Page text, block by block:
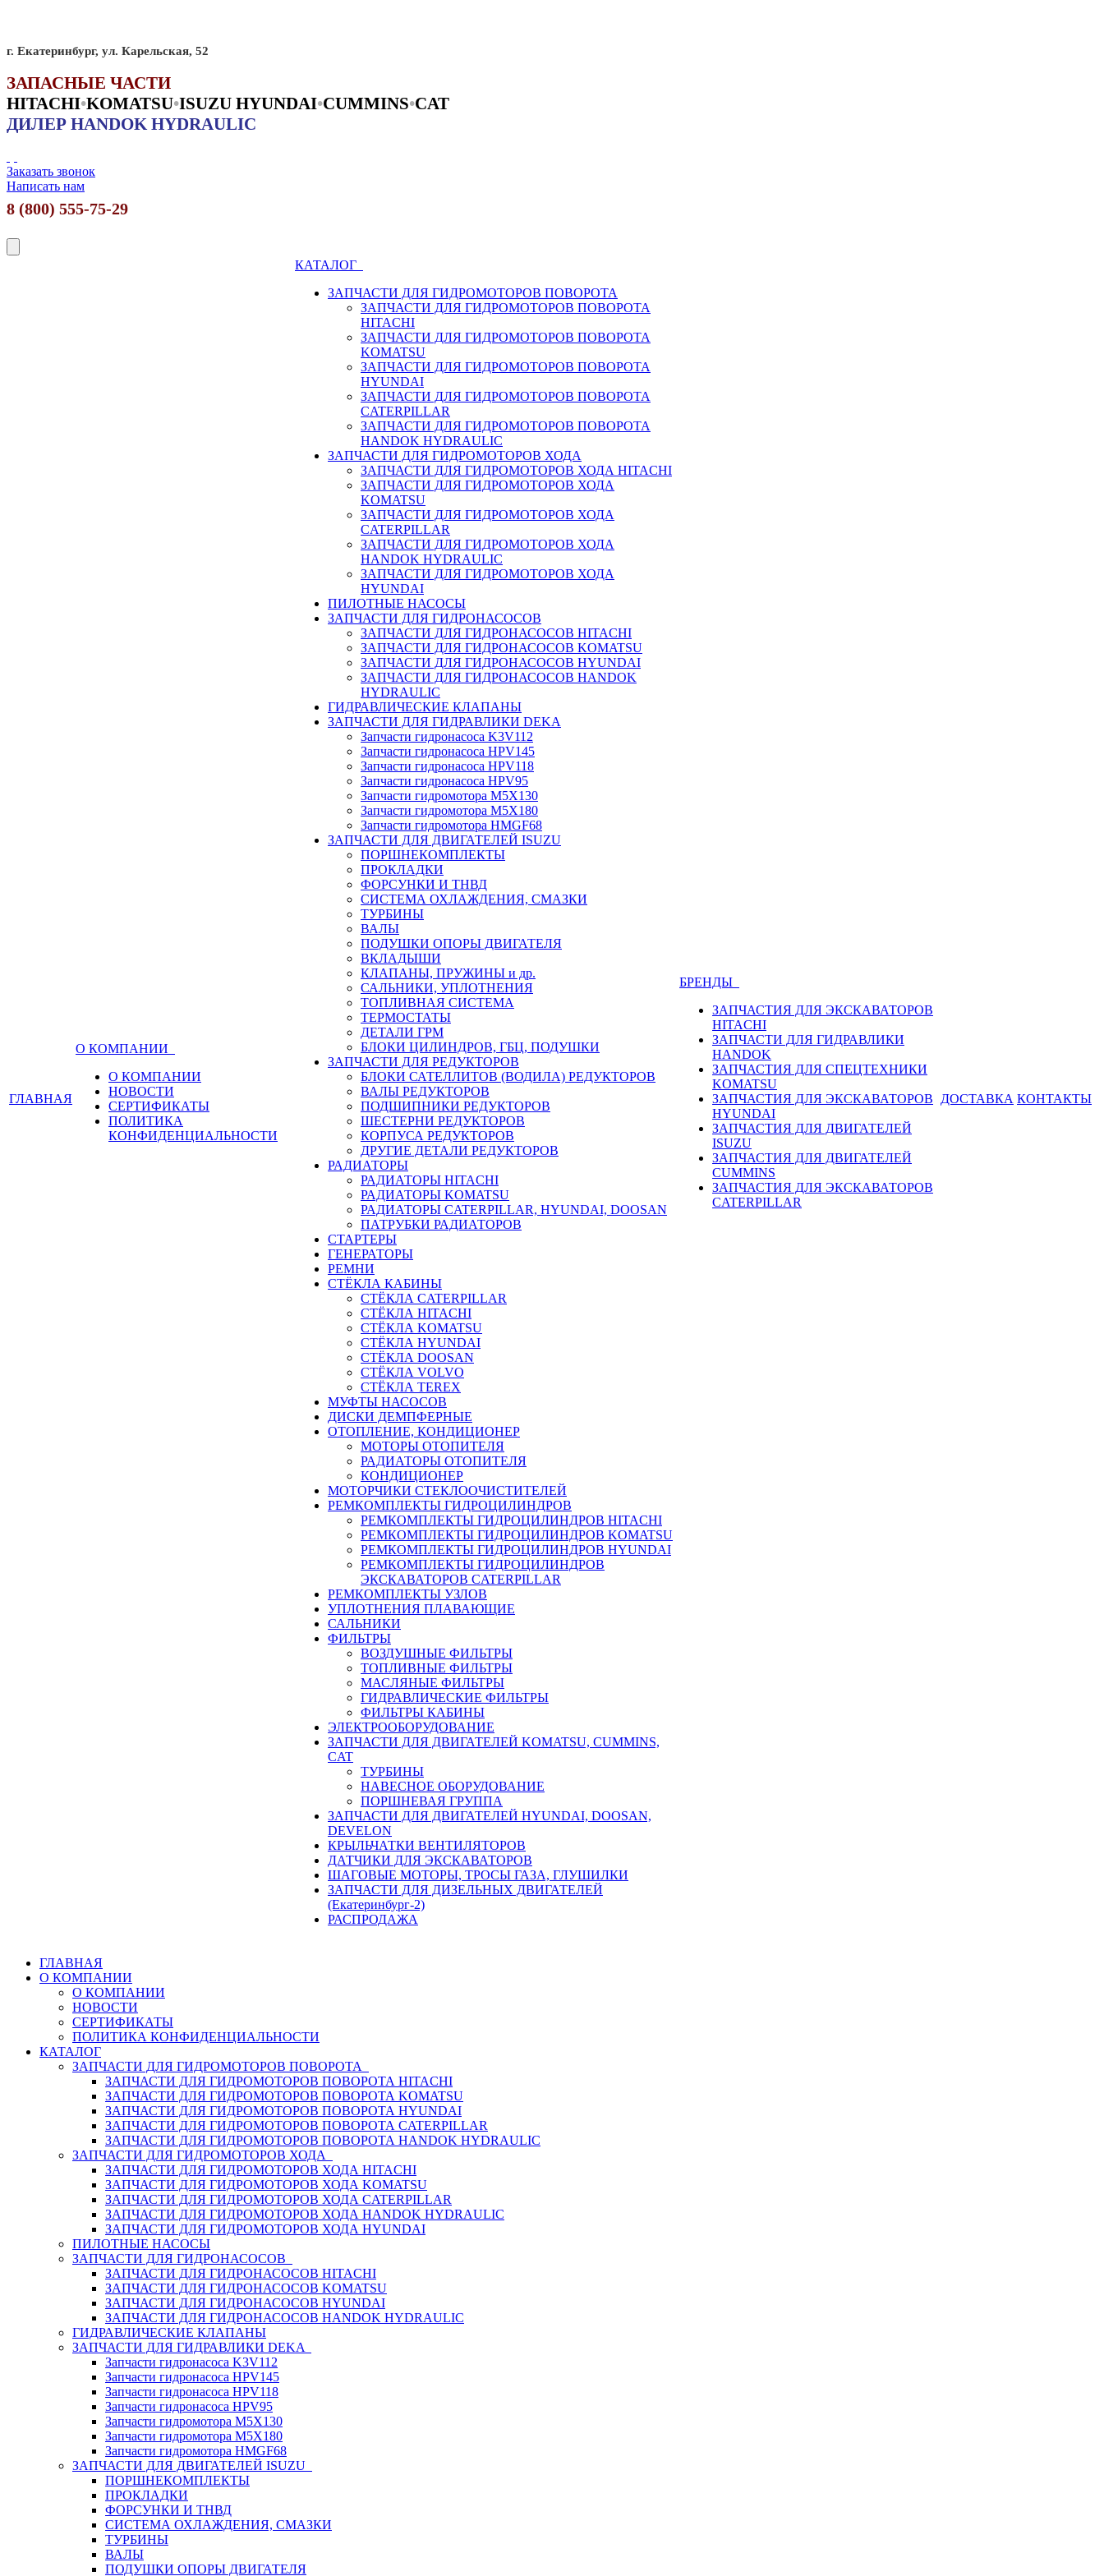
г. Екатеринбург, ул. Карельская, 52
ЗАПАСНЫЕ ЧАСТИ
HITACHI•KOMATSU•ISUZU HYUNDAI•CUMMINS•CAT
ДИЛЕР HANDOK HYDRAULIC
Заказать звонок
Написать нам
8 (800) 555-75-29
ГЛАВНАЯ
О КОМПАНИИ
О КОМПАНИИ
НОВОСТИ
СЕРТИФИКАТЫ
ПОЛИТИКА
КОНФИДЕНЦИАЛЬНОСТИ
КАТАЛОГ
ЗАПЧАСТИ ДЛЯ ГИДРОМОТОРОВ ПОВОРОТА
ЗАПЧАСТИ ДЛЯ ГИДРОМОТОРОВ ПОВОРОТА
HITACHI
ЗАПЧАСТИ ДЛЯ ГИДРОМОТОРОВ ПОВОРОТА
KOMATSU
ЗАПЧАСТИ ДЛЯ ГИДРОМОТОРОВ ПОВОРОТА
HYUNDAI
ЗАПЧАСТИ ДЛЯ ГИДРОМОТОРОВ ПОВОРОТА
CATERPILLAR
ЗАПЧАСТИ ДЛЯ ГИДРОМОТОРОВ ПОВОРОТА
HANDOK HYDRAULIC
ЗАПЧАСТИ ДЛЯ ГИДРОМОТОРОВ ХОДА
ЗАПЧАСТИ ДЛЯ ГИДРОМОТОРОВ ХОДА HITACHI
ЗАПЧАСТИ ДЛЯ ГИДРОМОТОРОВ ХОДА
KOMATSU
ЗАПЧАСТИ ДЛЯ ГИДРОМОТОРОВ ХОДА
CATERPILLAR
ЗАПЧАСТИ ДЛЯ ГИДРОМОТОРОВ ХОДА
HANDOK HYDRAULIC
ЗАПЧАСТИ ДЛЯ ГИДРОМОТОРОВ ХОДА
HYUNDAI
ПИЛОТНЫЕ НАСОСЫ
ЗАПЧАСТИ ДЛЯ ГИДРОНАСОСОВ
ЗАПЧАСТИ ДЛЯ ГИДРОНАСОСОВ HITACHI
ЗАПЧАСТИ ДЛЯ ГИДРОНАСОСОВ KOMATSU
ЗАПЧАСТИ ДЛЯ ГИДРОНАСОСОВ HYUNDAI
ЗАПЧАСТИ ДЛЯ ГИДРОНАСОСОВ HANDOK
HYDRAULIC
ГИДРАВЛИЧЕСКИЕ КЛАПАНЫ
ЗАПЧАСТИ ДЛЯ ГИДРАВЛИКИ DEKA
Запчасти гидронасоса K3V112
Запчасти гидронасоса HPV145
Запчасти гидронасоса HPV118
Запчасти гидронасоса HPV95
Запчасти гидромотора M5X130
Запчасти гидромотора M5X180
Запчасти гидромотора HMGF68
ЗАПЧАСТИ ДЛЯ ДВИГАТЕЛЕЙ ISUZU
ПОРШНЕКОМПЛЕКТЫ
ПРОКЛАДКИ
ФОРСУНКИ И ТНВД
СИСТЕМА ОХЛАЖДЕНИЯ, СМАЗКИ
ТУРБИНЫ
ВАЛЫ
ПОДУШКИ ОПОРЫ ДВИГАТЕЛЯ
ВКЛАДЫШИ
КЛАПАНЫ, ПРУЖИНЫ и др.
САЛЬНИКИ, УПЛОТНЕНИЯ
ТОПЛИВНАЯ СИСТЕМА
ТЕРМОСТАТЫ
ДЕТАЛИ ГРМ
БЛОКИ ЦИЛИНДРОВ, ГБЦ, ПОДУШКИ
ЗАПЧАСТИ ДЛЯ РЕДУКТОРОВ
БЛОКИ САТЕЛЛИТОВ (ВОДИЛА) РЕДУКТОРОВ
ВАЛЫ РЕДУКТОРОВ
ПОДШИПНИКИ РЕДУКТОРОВ
ШЕСТЕРНИ РЕДУКТОРОВ
КОРПУСА РЕДУКТОРОВ
ДРУГИЕ ДЕТАЛИ РЕДУКТОРОВ
РАДИАТОРЫ
РАДИАТОРЫ HITACHI
РАДИАТОРЫ KOMATSU
РАДИАТОРЫ CATERPILLAR, HYUNDAI, DOOSAN
ПАТРУБКИ РАДИАТОРОВ
СТАРТЕРЫ
ГЕНЕРАТОРЫ
РЕМНИ
СТЁКЛА КАБИНЫ
СТЁКЛА CATERPILLAR
СТЁКЛА HITACHI
СТЁКЛА KOMATSU
СТЁКЛА HYUNDAI
СТЁКЛА DOOSAN
СТЁКЛА VOLVO
СТЁКЛА TEREX
МУФТЫ НАСОСОВ
ДИСКИ ДЕМПФЕРНЫЕ
ОТОПЛЕНИЕ, КОНДИЦИОНЕР
МОТОРЫ ОТОПИТЕЛЯ
РАДИАТОРЫ ОТОПИТЕЛЯ
КОНДИЦИОНЕР
МОТОРЧИКИ СТЕКЛООЧИСТИТЕЛЕЙ
РЕМКОМПЛЕКТЫ ГИДРОЦИЛИНДРОВ
РЕМКОМПЛЕКТЫ ГИДРОЦИЛИНДРОВ HITACHI
РЕМКОМПЛЕКТЫ ГИДРОЦИЛИНДРОВ KOMATSU
РЕМКОМПЛЕКТЫ ГИДРОЦИЛИНДРОВ HYUNDAI
РЕМКОМПЛЕКТЫ ГИДРОЦИЛИНДРОВ
ЭКСКАВАТОРОВ CATERPILLAR
РЕМКОМПЛЕКТЫ УЗЛОВ
УПЛОТНЕНИЯ ПЛАВАЮЩИЕ
САЛЬНИКИ
ФИЛЬТРЫ
ВОЗДУШНЫЕ ФИЛЬТРЫ
ТОПЛИВНЫЕ ФИЛЬТРЫ
МАСЛЯНЫЕ ФИЛЬТРЫ
ГИДРАВЛИЧЕСКИЕ ФИЛЬТРЫ
ФИЛЬТРЫ КАБИНЫ
ЭЛЕКТРООБОРУДОВАНИЕ
ЗАПЧАСТИ ДЛЯ ДВИГАТЕЛЕЙ KOMATSU, CUMMINS,
CAT
ТУРБИНЫ
НАВЕСНОЕ ОБОРУДОВАНИЕ
ПОРШНЕВАЯ ГРУППА
ЗАПЧАСТИ ДЛЯ ДВИГАТЕЛЕЙ HYUNDAI, DOOSAN,
DEVELON
КРЫЛЬЧАТКИ ВЕНТИЛЯТОРОВ
ДАТЧИКИ ДЛЯ ЭКСКАВАТОРОВ
ШАГОВЫЕ МОТОРЫ, ТРОСЫ ГАЗА, ГЛУШИЛКИ
ЗАПЧАСТИ ДЛЯ ДИЗЕЛЬНЫХ ДВИГАТЕЛЕЙ
(Екатеринбург-2)
РАСПРОДАЖА
БРЕНДЫ
ЗАПЧАСТИЯ ДЛЯ ЭКСКАВАТОРОВ
HITACHI
ЗАПЧАСТИ ДЛЯ ГИДРАВЛИКИ
HANDOK
ЗАПЧАСТИЯ ДЛЯ СПЕЦТЕХНИКИ
KOMATSU
ЗАПЧАСТИЯ ДЛЯ ЭКСКАВАТОРОВ
HYUNDAI
ЗАПЧАСТИЯ ДЛЯ ДВИГАТЕЛЕЙ
ISUZU
ЗАПЧАСТИЯ ДЛЯ ДВИГАТЕЛЕЙ
CUMMINS
ЗАПЧАСТИЯ ДЛЯ ЭКСКАВАТОРОВ
CATERPILLAR
ДОСТАВКА КОНТАКТЫ
ГЛАВНАЯ
О КОМПАНИИ
О КОМПАНИИ
НОВОСТИ
СЕРТИФИКАТЫ
ПОЛИТИКА КОНФИДЕНЦИАЛЬНОСТИ
КАТАЛОГ
ЗАПЧАСТИ ДЛЯ ГИДРОМОТОРОВ ПОВОРОТА
ЗАПЧАСТИ ДЛЯ ГИДРОМОТОРОВ ПОВОРОТА HITACHI
ЗАПЧАСТИ ДЛЯ ГИДРОМОТОРОВ ПОВОРОТА KOMATSU
ЗАПЧАСТИ ДЛЯ ГИДРОМОТОРОВ ПОВОРОТА HYUNDAI
ЗАПЧАСТИ ДЛЯ ГИДРОМОТОРОВ ПОВОРОТА CATERPILLAR
ЗАПЧАСТИ ДЛЯ ГИДРОМОТОРОВ ПОВОРОТА HANDOK HYDRAULIC
ЗАПЧАСТИ ДЛЯ ГИДРОМОТОРОВ ХОДА
ЗАПЧАСТИ ДЛЯ ГИДРОМОТОРОВ ХОДА HITACHI
ЗАПЧАСТИ ДЛЯ ГИДРОМОТОРОВ ХОДА KOMATSU
ЗАПЧАСТИ ДЛЯ ГИДРОМОТОРОВ ХОДА CATERPILLAR
ЗАПЧАСТИ ДЛЯ ГИДРОМОТОРОВ ХОДА HANDOK HYDRAULIC
ЗАПЧАСТИ ДЛЯ ГИДРОМОТОРОВ ХОДА HYUNDAI
ПИЛОТНЫЕ НАСОСЫ
ЗАПЧАСТИ ДЛЯ ГИДРОНАСОСОВ
ЗАПЧАСТИ ДЛЯ ГИДРОНАСОСОВ HITACHI
ЗАПЧАСТИ ДЛЯ ГИДРОНАСОСОВ KOMATSU
ЗАПЧАСТИ ДЛЯ ГИДРОНАСОСОВ HYUNDAI
ЗАПЧАСТИ ДЛЯ ГИДРОНАСОСОВ HANDOK HYDRAULIC
ГИДРАВЛИЧЕСКИЕ КЛАПАНЫ
ЗАПЧАСТИ ДЛЯ ГИДРАВЛИКИ DEKA
Запчасти гидронасоса K3V112
Запчасти гидронасоса HPV145
Запчасти гидронасоса HPV118
Запчасти гидронасоса HPV95
Запчасти гидромотора M5X130
Запчасти гидромотора M5X180
Запчасти гидромотора HMGF68
ЗАПЧАСТИ ДЛЯ ДВИГАТЕЛЕЙ ISUZU
ПОРШНЕКОМПЛЕКТЫ
ПРОКЛАДКИ
ФОРСУНКИ И ТНВД
СИСТЕМА ОХЛАЖДЕНИЯ, СМАЗКИ
ТУРБИНЫ
ВАЛЫ
ПОДУШКИ ОПОРЫ ДВИГАТЕЛЯ